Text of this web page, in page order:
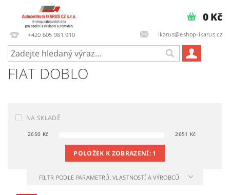
+420 605 981 910 ikarus@eshop-ikarus.cz
0 Kč
FIAT DOBLO
NA SKLADĚ
2650 Kč 2651 Kč
POLOŽEK K ZOBRAZENÍ: 1
FILTR PODLE PARAMETRŮ, VLASTNOSTÍ A VÝROBCŮ